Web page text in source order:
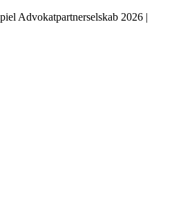
Advokatpartnerselskab 2026 |